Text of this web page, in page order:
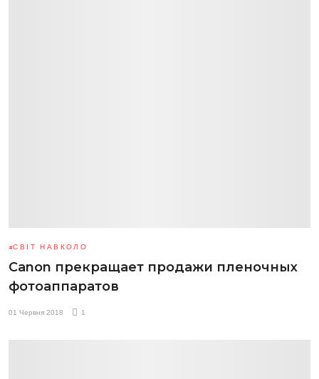
СВІТ НАВКОЛО
Canon прекращает продажи пленочных
фотоаппаратов
01 Червня 2018 1